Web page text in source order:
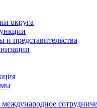
округа
и представительства